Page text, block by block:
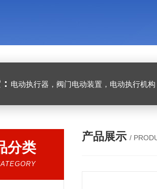
电动执行器，阀门电动装置，电动执行机构，阀门驱动装置，电动头，角行
分类
产品展示 /